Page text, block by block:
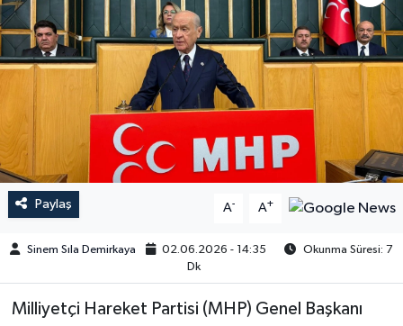
Paylaş A- A+
Sinem Sıla Demirkaya 02.06.2026 - 14:35
Okunma Süresi: 7
Dk
Milliyetçi Hareket Partisi (MHP) Genel Başkanı